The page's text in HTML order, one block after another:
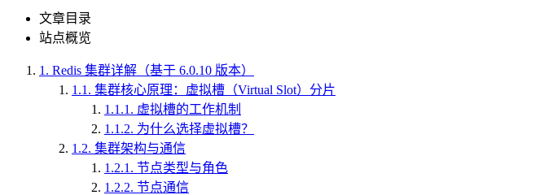
文章目录
站点概览
1. Redis 集群详解（基于 6.0.10 版本）
1.1. 集群核心原理：虚拟槽（Virtual Slot）分片
1.1.1. 虚拟槽的工作机制
1.1.2. 为什么选择虚拟槽？
1.2. 集群架构与通信
1.2.1. 节点类型与角色
1.2.2. 节点通信